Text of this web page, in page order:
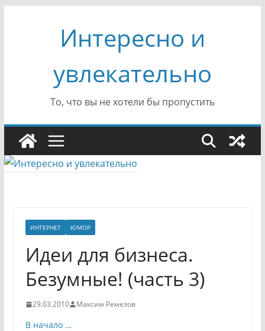
содержимомуИнтересно и
увлекательно
То, что вы не хотели бы пропустить
ИНТЕРНЕТ ЮМОР
Идеи для бизнеса.
Безумные! (часть 3)
29.03.2010 Максим Ремезов
В начало …